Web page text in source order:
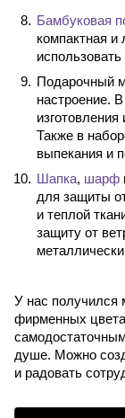
Бамбуковая
компактная и
Подарочный
настроение.
Также в
выпекания и
Шапка, шарф
для защиты
и теплой
защиту от
У нас получился
фирменных
душе. Можно
и радовать